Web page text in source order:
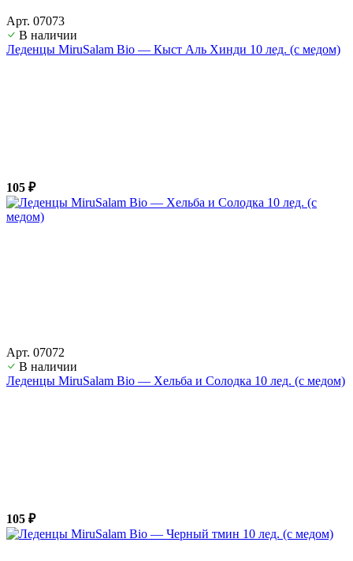
Арт. 07073
В наличии
Леденцы MiruSalam Bio — Кыст Аль Хинди 10 лед. (с медом)
105 ₽
Арт. 07072
В наличии
Леденцы MiruSalam Bio — Хельба и Солодка 10 лед. (с медом)
105 ₽